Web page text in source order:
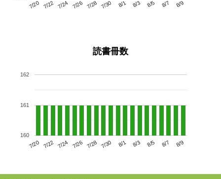
7/20 7/22 7/24 7/26 7/28 7/30 8/1 8/3 8/5 8/7 8/9
読書冊数
7/20 7/22 7/24 7/26 7/28 7/30 8/1 8/3 8/5 8/7 8/9
160
161
162